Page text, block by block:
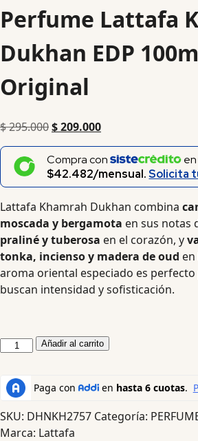
Perfume Lattafa
Dukhan EDP
Original
$295.000$209.000
Compra con en
$42.482/mensual.Solicita
Lattafa Khamrah Dukhan combina
moscada y bergamota en sus notas
praliné y tuberosa en el corazón, y
tonka, incienso y madera de oud en
aroma oriental especiado es
buscan intensidad y sofisticación.
Añadir al carrito
SKU: DHNKH2757 Categoría:
Marca: Lattafa